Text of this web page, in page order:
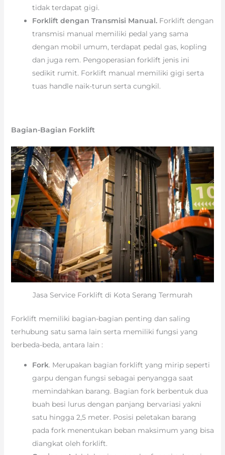
tidak terdapat gigi.
Forklift dengan Transmisi Manual.Forklift dengan
transmisi manual memiliki pedal yang sama
dengan mobil umum, terdapat pedal gas, kopling
dan juga rem. Pengoperasian forklift jenis ini
sedikit rumit. Forklift manual memiliki gigi serta
tuas handle naik-turun serta cungkil.
Bagian-Bagian Forklift
Jasa Service Forklift di Kota Serang Termurah
Forklift memiliki bagian-bagian penting dan saling
terhubung satu sama lain serta memiliki fungsi yang
berbeda-beda, antara lain :
Fork. Merupakan bagian forklift yang mirip seperti
garpu dengan fungsi sebagai penyangga saat
memindahkan barang. Bagian fork berbentuk dua
buah besi lurus dengan panjang bervariasi yakni
satu hingga 2,5 meter. Posisi peletakan barang
pada fork menentukan beban maksimum yang bisa
diangkat oleh forklift.